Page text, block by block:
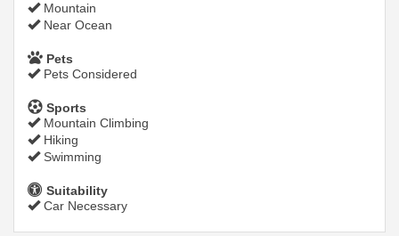
Mountain
Near Ocean
Pets
Pets Considered
Sports
Mountain Climbing
Hiking
Swimming
Suitability
Car Necessary